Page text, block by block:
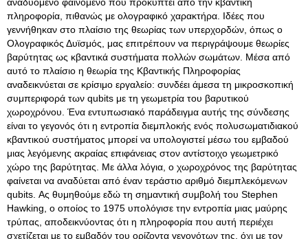
πληροφορία, πιθανώς με ολογραφικό χαρακτήρα. Ιδέες που
γεννήθηκαν στο πλαίσιο της θεωρίας των υπερχορδών, όπως ο
Ολογραφικός Δυϊσμός, μας επιτρέπουν να περιγράψουμε θεωρίες
βαρύτητας ως κβαντικά συστήματα πολλών σωμάτων. Μέσα από
αυτό το πλαίσιο η θεωρία της Κβαντικής Πληροφορίας
αναδεικνύεται σε κρίσιμο εργαλείο: συνδέει άμεσα τη μικροσκοπική
συμπεριφορά των qubits με τη γεωμετρία του βαρυτικού
χωροχρόνου. Ένα εντυπωσιακό παράδειγμα αυτής της σύνδεσης
είναι το γεγονός ότι η εντροπία διεμπλοκής ενός πολυσωματιδιακού
κβαντικού συστήματος μπορεί να υπολογιστεί μέσω του εμβαδού
μιας λεγόμενης ακραίας επιφάνειας στον αντίστοιχο γεωμετρικό
χώρο της βαρύτητας. Με άλλα λόγια, ο χωροχρόνος της βαρύτητας
φαίνεται να αναδύεται από έναν τεράστιο αριθμό διεμπλεκόμενων
qubits. Ας θυμηθούμε εδώ τη σημαντική συμβολή του Stephen
Hawking, ο οποίος το 1975 υπολόγισε την εντροπία μιας μαύρης
τρύπας, αποδεικνύοντας ότι η πληροφορία που αυτή περιέχει
σχετίζεται με το εμβαδόν του ορίζοντα γεγονότων της, όχι με τον